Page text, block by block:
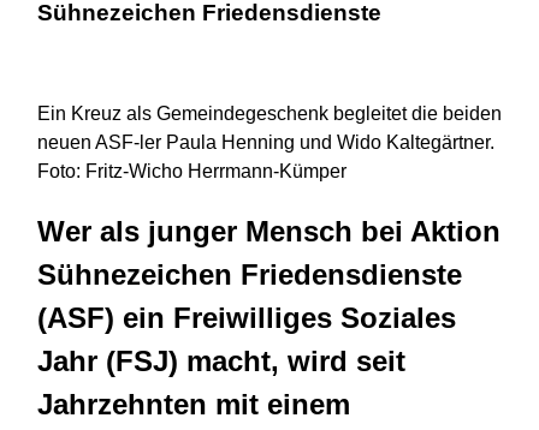
Sühnezeichen Friedensdienste
Ein Kreuz als Gemeindegeschenk begleitet die beiden
neuen ASF-ler Paula Henning und Wido Kaltegärtner.
Foto: Fritz-Wicho Herrmann-Kümper
Wer als junger Mensch bei Aktion
Sühnezeichen Friedensdienste
(ASF) ein Freiwilliges Soziales
Jahr (FSJ) macht, wird seit
Jahrzehnten mit einem